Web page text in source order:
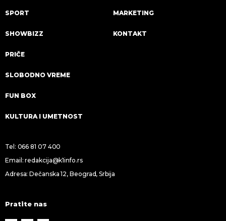
SPORT
SHOWBIZZ
PRIČE
SLOBODNO VREME
FUN BOX
KULTURA I UMETNOST
MARKETING
KONTAKT
Tel: 066 81 07 400
Email:redakcija@k1info.rs
Adresa: Dečanska 12, Beograd, Srbija
Pratite nas